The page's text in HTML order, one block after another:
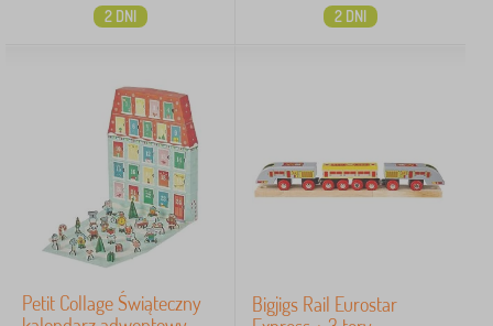
2 DNI 2 DNI
Petit Collage Świąteczny
Bigjigs Rail Eurostar